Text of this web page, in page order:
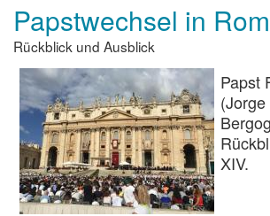
Papstwechsel in Rom
Rückblick und Ausblick
Papst
XIV.